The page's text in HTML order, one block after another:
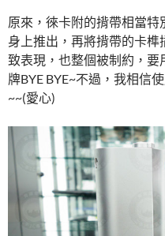
原來，徠卡附的揹帶相當
身上推出，再將揹帶的卡
致表現，也整個被制約，
牌BYE BYE~不過，我相信
~~(愛心)